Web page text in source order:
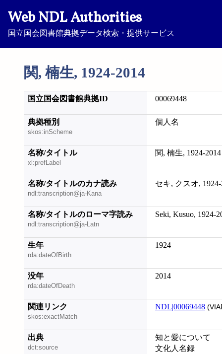
Web NDL Authorities
国立国会図書館典拠データ検索・提供サービス
関, 楠生, 1924-2014
国立国会図書館典拠ID 00069448
典拠種別
skos:inScheme
個人名
名称/タイトル
xl:prefLabel
関, 楠生, 1924-2014
名称/タイトルのカナ読み
ndl:transcription@ja-Kana
セキ, クスオ, 1924-
名称/タイトルのローマ字読み
ndl:transcription@ja-Latn
Seki, Kusuo, 1924-
生年
rda:dateOfBirth
1924
没年
rda:dateOfDeath
2014
関連リンク
skos:exactMatch
NDL|00069448
出典
dct:source
知と愛について
文化人名録